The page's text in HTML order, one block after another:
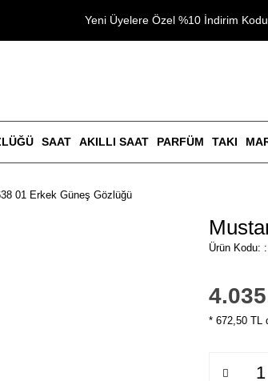
Yeni Üyelere Özel %10 İndirim
SAAT AKILLI SAAT PARFÜM TAKI
01 Erkek Güneş Gözlüğü
Ürün Kodu:
* 672,50 TL